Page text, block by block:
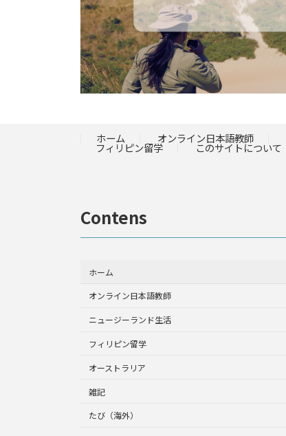
ホーム オンライン日本語教師
フィリピン留学 このサイトについて
Contens
ホーム
オンライン日本語教師
ニュージーランド生活
フィリピン留学
オーストラリア
雑記
たび（海外）